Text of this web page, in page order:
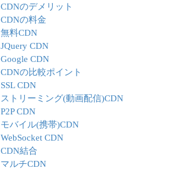
CDNのデメリット
CDNの料金
無料CDN
JQuery CDN
Google CDN
CDNの比較ポイント
SSL CDN
ストリーミング(動画配信)CDN
P2P CDN
モバイル(携帯)CDN
WebSocket CDN
CDN結合
マルチCDN